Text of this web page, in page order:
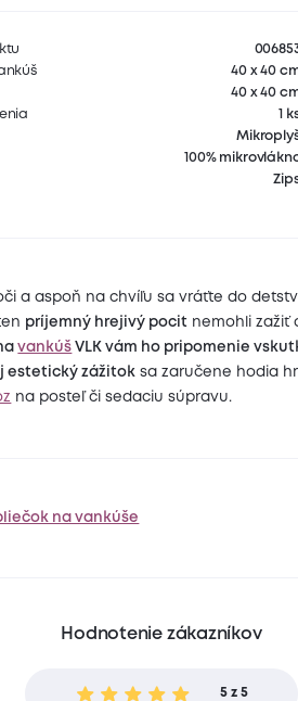
40 x 40
40 x 40
1
100%
a aspoň na chvíľu sa vráťte do
príjemný hrejivý pocit nemohli zažiť
vankúš VLK vám ho pripomenie
estetický zážitok sa zaručene hodia
na posteľ či sedaciu súpravu.
na vankúše
Hodnotenie zákazníkov
5 z 5